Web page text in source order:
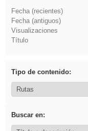
Fecha (recientes)
Fecha (antiguos)
Visualizaciones
Título
Tipo de contenido:
Buscar en: